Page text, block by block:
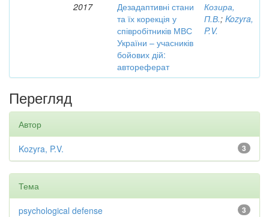
2017
Дезадаптивні стани
та їх корекція у
співробітників МВС
України – учасників
бойових дій:
автореферат
Козира,
П.В.; Kozyra,
P.V.
Перегляд
Автор
3
Kozyra, P.V.
Тема
3
psychological defense